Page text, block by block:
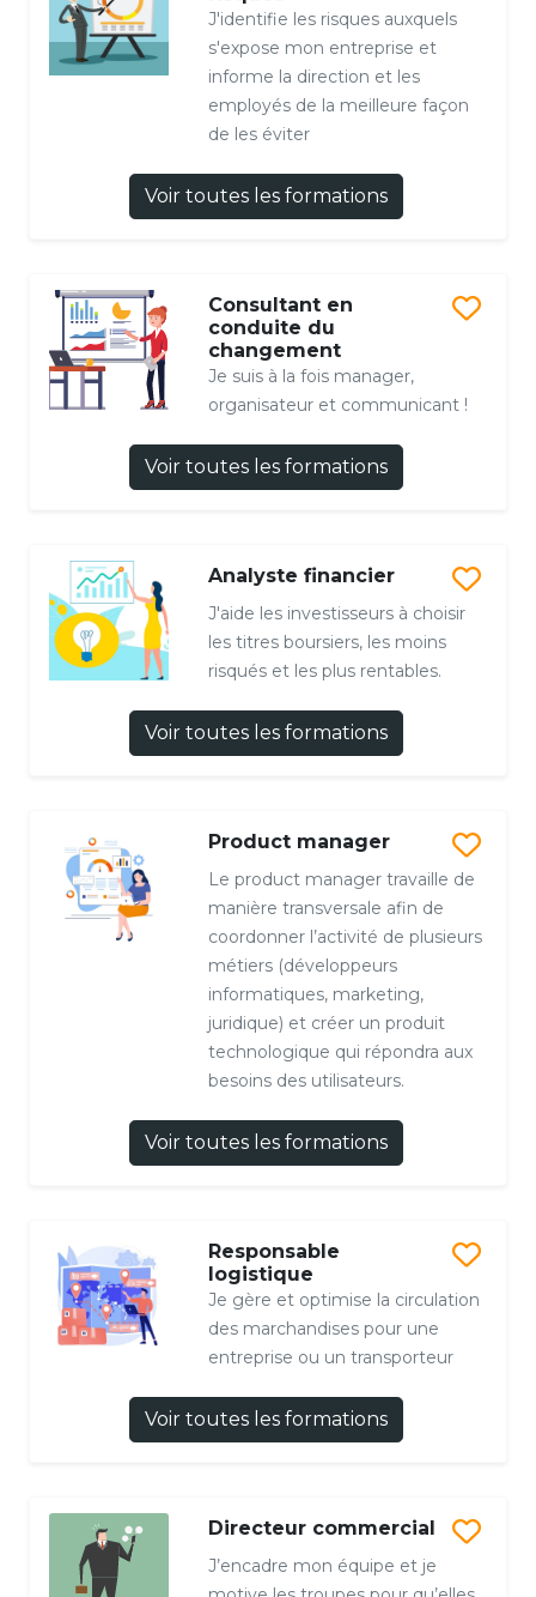
J'identifie les risques auxquels
s'expose mon entreprise et
informe la direction et les
employés de la meilleure façon
de les éviter
Voir toutes les formations
Consultant en
conduite du
changement
Je suis à la fois manager,
organisateur et communicant !
Voir toutes les formations
Analyste financier
J'aide les investisseurs à choisir
les titres boursiers, les moins
risqués et les plus rentables.
Voir toutes les formations
Product manager
Le product manager travaille de
manière transversale afin de
coordonner l’activité de plusieurs
métiers (développeurs
informatiques, marketing,
juridique) et créer un produit
technologique qui répondra aux
besoins des utilisateurs.
Voir toutes les formations
Responsable
logistique
Je gère et optimise la circulation
des marchandises pour une
entreprise ou un transporteur
Voir toutes les formations
Directeur commercial
J’encadre mon équipe et je